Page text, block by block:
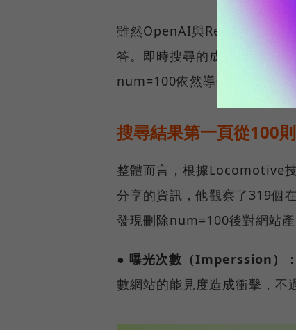
雖然OpenAI與Reddit有合作
答。即時搜尋的成本較低，能
num=100依然導致ChatGPT
搜尋結果第一頁從100
整體而言，根據Locomotive
分享的資訊，他觀察了319個
發現刪除num=100後對網站產
● 曝光次數（Imperssion）：
數網站的能見度造成衝擊，不